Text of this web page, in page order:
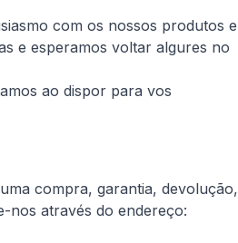
com os nossos produtos e
e esperamos voltar algures no
ao dispor para vos
compra, garantia, devolução,
nos através do endereço: